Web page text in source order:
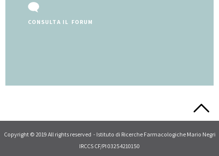
CONSULTA IL FORUM
Copyright © 2019 All rights reserved - Istituto di Ricerche Farmacologiche Mario Negri
IRCCS CF/PI 03254210150